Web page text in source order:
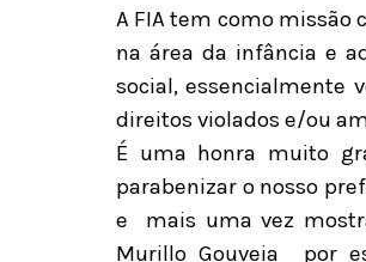
A FIA tem como missão
na área da infância e
social, essencialmente
direitos violados e/ou
É uma honra muito
parabenizar o nosso
e
mais uma vez
Murillo Gouveia
por